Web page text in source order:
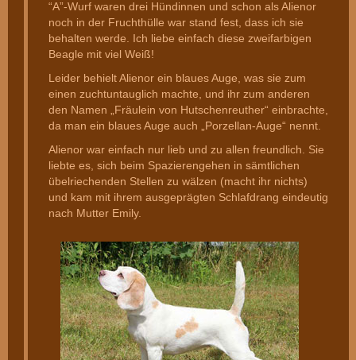
“A”-Wurf waren drei Hündinnen und schon als Alienor
noch in der Fruchthülle war stand fest, dass ich sie
behalten werde. Ich liebe einfach diese zweifarbigen
Beagle mit viel Weiß!
Leider behielt Alienor ein blaues Auge, was sie zum
einen zuchtuntauglich machte, und ihr zum anderen
den Namen „Fräulein von Hutschenreuther“ einbrachte,
da man ein blaues Auge auch „Porzellan-Auge“ nennt.
Alienor war einfach nur lieb und zu allen freundlich. Sie
liebte es, sich beim Spazierengehen in sämtlichen
übelriechenden Stellen zu wälzen (macht ihr nichts)
und kam mit ihrem ausgeprägten Schlafdrang eindeutig
nach Mutter Emily.